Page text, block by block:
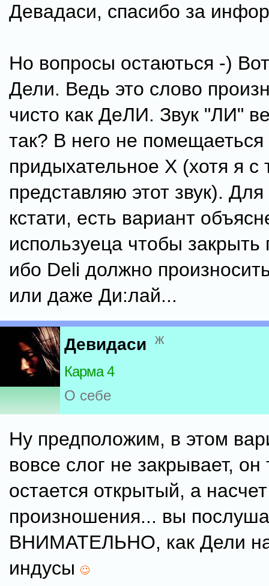
Девадаси, спасибо за
Но вопросы остаються -)
Дели. Ведь это слово
чисто как ДеЛИ. Звук "ЛИ"
так? В него не помещаеться
придыхательное Х (хотя я с
представляю этот звук).
кстати, есть вариант
используеца чтобы закрыть
ибо Deli должно
или даже Ди:лай...
Девидаси ж
Карма 4
О себе
Ну предположим, в этом
вовсе слог не закрывает, он
остается открытый, а насчет
произношения... вы
ВНИМАТЕЛЬНО, как Дели
индусы